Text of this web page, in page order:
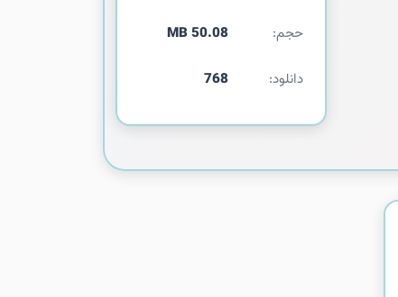
حجم: 50.08 MB
دانلود: 768